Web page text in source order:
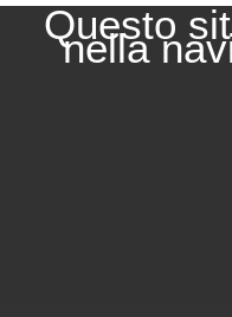
Questo
nella